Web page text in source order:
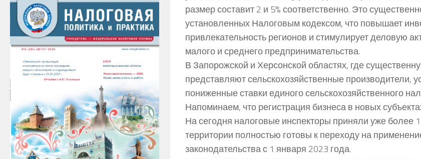
размер составит 2 и 5% соответственно. Это
установленных Налоговым кодексом, что повышает
привлекательность регионов и стимулирует деловую
малого и среднего предпринимательства.
В Запорожской и Херсонской областях, где
представляют сельскохозяйственные производители,
пониженные ставки единого сельскохозяйственного
Напоминаем, что регистрация бизнеса в новых
На сегодня налоговые инспекторы приняли уже более
территории полностью готовы к переходу на
законодательства с 1 января 2023 года.